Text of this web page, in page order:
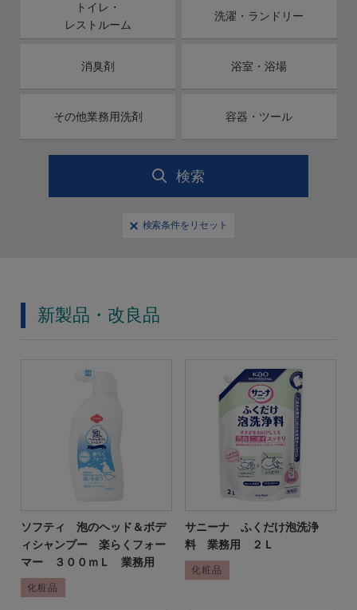
トイレ・
レストルーム
洗濯・ランドリー
消臭剤 浴室・浴場
その他業務用洗剤 容器・ツール
検索
検索条件をリセット
新製品・改良品
ソフティ 泡のヘッド＆ボデ
ィシャンプー 楽らくフォー
マー ３００ｍＬ 業務用
化粧品
サニーナ ふくだけ泡洗浄
料 業務用 ２Ｌ
化粧品